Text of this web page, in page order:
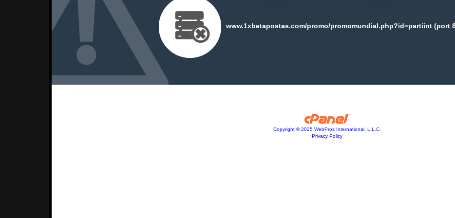
Judite Sousa foi ainda enviada para a guerra da Ucrânia sem contrato de trabalho, seguro de vida e
dinheiro… agora, bateu com a porta.
PUB